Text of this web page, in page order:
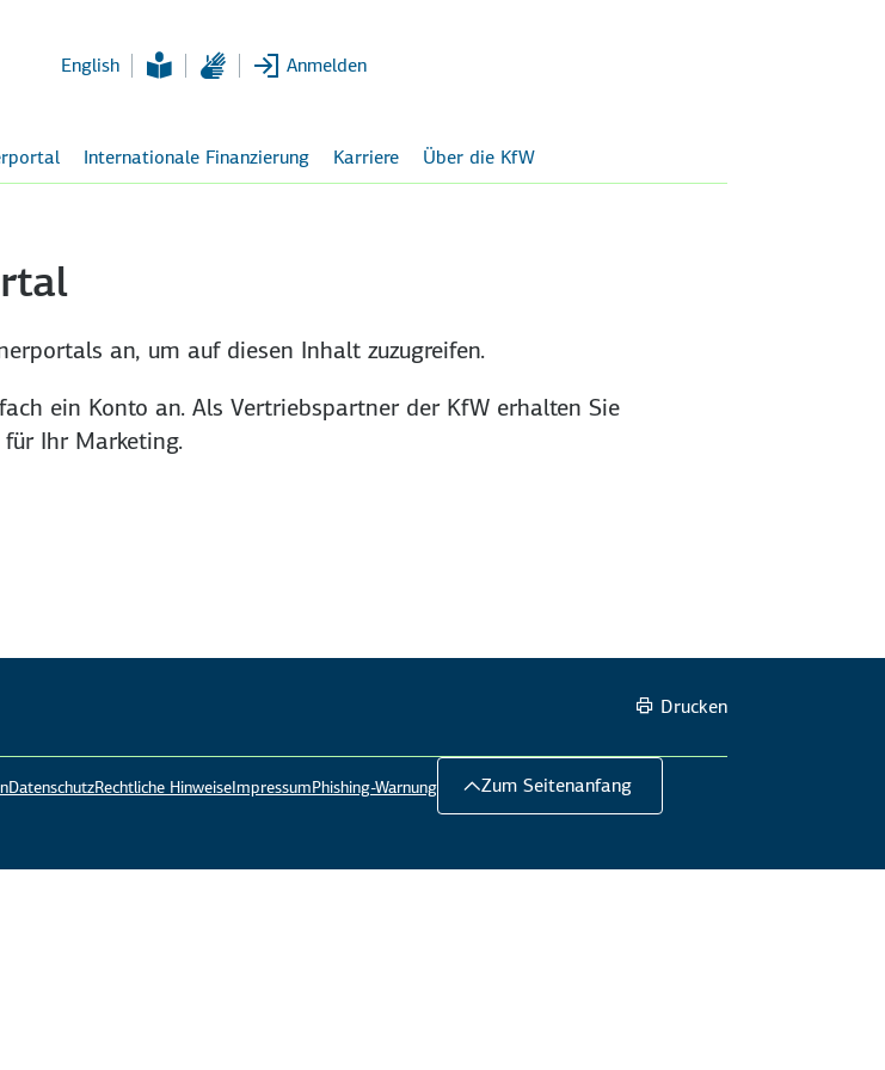
English Anmelden
Internationale Finanzierung Karriere Über die KfW
an, um auf diesen Inhalt zuzu­greifen.
ein Konto an. Als Vertriebs­partner der KfW erhalten Sie
Ihr Marketing.
Drucken
DatenschutzRechtliche HinweiseImpressumPhishing-Warnung
Zum Seitenanfang